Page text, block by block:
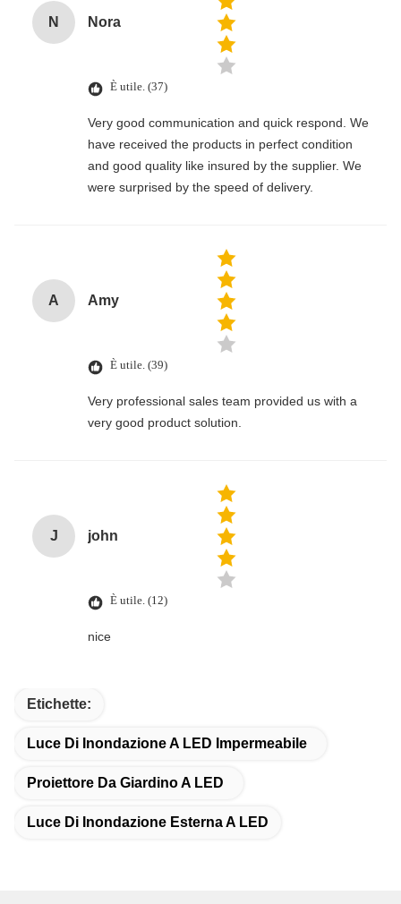
N Nora
È utile. (37)
Very good communication and quick respond. We
have received the products in perfect condition
and good quality like insured by the supplier. We
were surprised by the speed of delivery.
A Amy
È utile. (39)
Very professional sales team provided us with a
very good product solution.
J john
È utile. (12)
nice
Etichette:
Luce Di Inondazione A LED Impermeabile
Proiettore Da Giardino A LED
Luce Di Inondazione Esterna A LED